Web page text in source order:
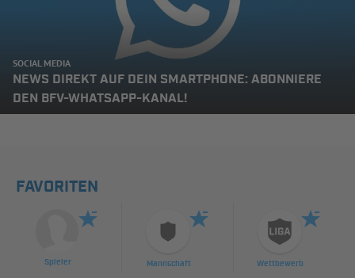
SOCIAL MEDIA
NEWS DIREKT AUF DEIN SMARTPHONE: ABONNIERE
DEN BFV-WHATSAPP-KANAL!
FAVORITEN
Spieler Mannschaft Wettbewerb